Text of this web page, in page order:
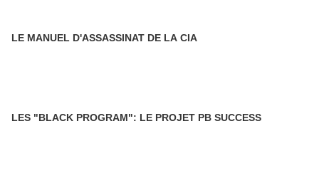
LE MANUEL D'ASSASSINAT DE LA CIA
LES "BLACK PROGRAM": LE PROJET PB SUCCESS